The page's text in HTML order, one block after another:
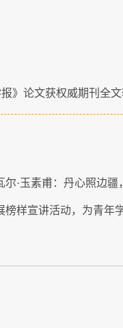
报》论文获权威期刊全
尔·玉素甫：丹心照边
榜样宣讲活动，为青年